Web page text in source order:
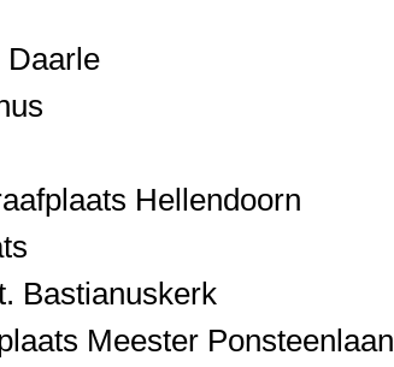
Daarle
Hellendoorn
Bastianuskerk
Meester Ponsteenlaan